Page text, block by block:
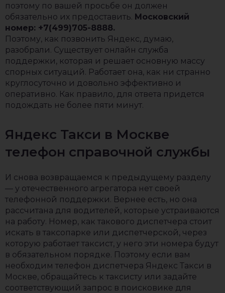
поэтому по вашей просьбе он должен
обязательно их предоставить. Московский
номер: +7(499)705-8888.
Поэтому, как позвонить Яндекс, думаю,
разобрали. Существует онлайн служба
поддержки, которая и решает основную массу
спорных ситуаций. Работает она, как ни странно
круглосуточно и довольно эффективно и
оперативно. Как правило, для ответа придется
подождать не более пяти минут.
Яндекс Такси в Москве
телефон справочной службы
И снова возвращаемся к предыдущему разделу
— у отечественного агрегатора нет своей
телефонной поддержки. Вернее есть, но она
рассчитана для водителей, которые устраиваются
на работу. Номер, как такового диспетчера стоит
искать в таксопарке или диспетчерской, через
которую работает таксист, у него эти номера будут
в обязательном порядке. Поэтому если вам
необходим телефон диспетчера Яндекс Такси в
Москве, обращайтесь к таксисту или задайте
соответствующий запрос в поисковике для